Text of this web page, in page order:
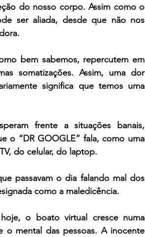
do nosso corpo. Assim como o
ser aliada, desde que não nos
bem sabemos, repercutem em
somatizações. Assim, uma dor
significa que temos uma
frente a situações banais,
o “DR GOOGLE” fala, como uma
do celular, do laptop.
passavam o dia falando mal dos
como a maledicência.
o boato virtual cresce numa
o mental das pessoas. A inocente